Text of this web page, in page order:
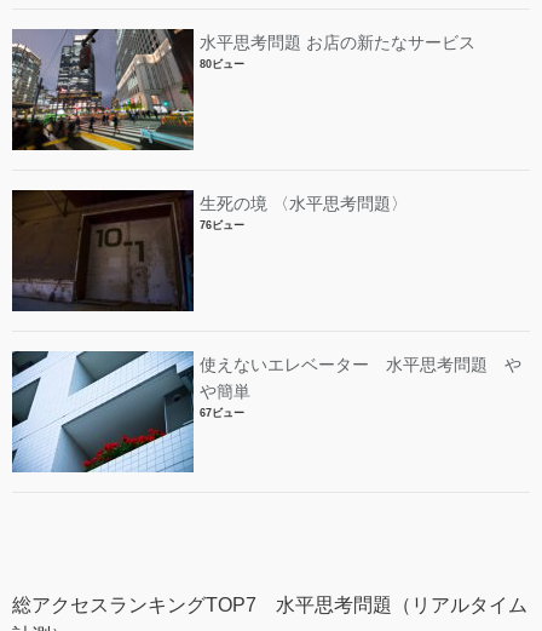
水平思考問題 お店の新たなサービス
80ビュー
生死の境 〈水平思考問題〉
76ビュー
使えないエレベーター 水平思考問題 や
や簡単
67ビュー
総アクセスランキングTOP7 水平思考問題（リアルタイム